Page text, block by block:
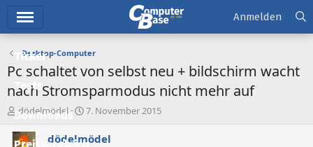
Ticker
Tests
Downloads
Anmelden
Desktop-Computer
Pc schaltet von selbst neu + bildschirm wacht
nach Stromsparmodus nicht mehr auf
E
r
s
dödelmödel
E
s
7. November 2015
dödelmödel